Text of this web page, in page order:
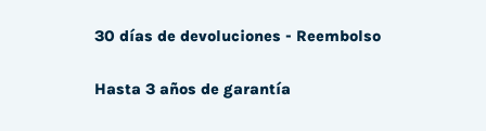
30 días de devoluciones - Reembolso
Hasta 3 años de garantía